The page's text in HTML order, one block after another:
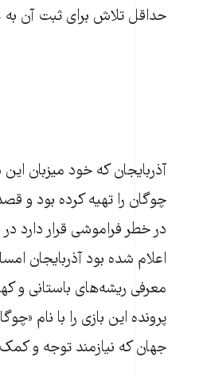
حداقل تلاش برای ثبت آن
آذربایجان که خود میزبان
چوگان را تهیه کرده بود و
در خطر فراموشی قرار دارد
اعلام شده بود آذربایجان
معرفی ریشه‌های باستانی و
پرونده این بازی را با نام
جهان که نیازمند توجه و